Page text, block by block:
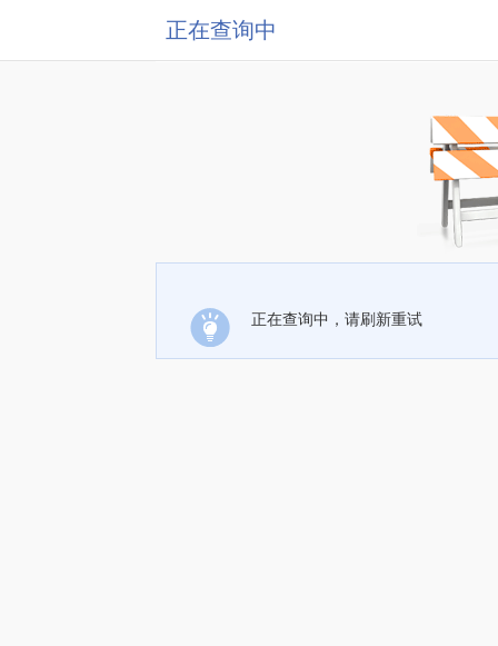
正在查询中
正在查询中，请刷新重试